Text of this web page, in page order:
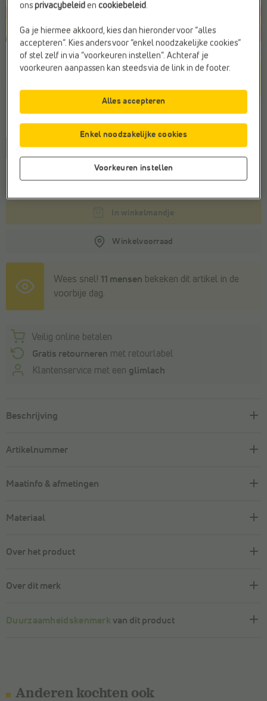
Kleur
Maat
35 37
Deze maat is niet op voorraad.
In winkelmandje
Winkelvoorraad
Wees snel! 11 mensen bekeken dit artikel in de
voorbije dag.
Veilig online betalen
Gratis retourneren met retourlabel
Klantenservice met een glimlach
Beschrijving
Artikelnummer
Maatinfo & afmetingen
Materiaal
Over het product
Over dit merk
Duurzaamheidskenmerk van dit product
Anderen kochten ook
onsprivacybeleid encookiebeleid.
Ga je hiermee akkoord, kies dan hieronder voor “alles
accepteren”. Kies anders voor “enkel noodzakelijke cookies”
of stel zelf in via “voorkeuren instellen”. Achteraf je
voorkeuren aanpassen kan steeds via de link in de footer.
Voorkeuren instellen
Enkel noodzakelijke cookies
Alles accepteren